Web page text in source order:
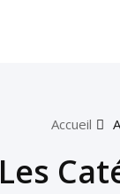
Accueil
Les